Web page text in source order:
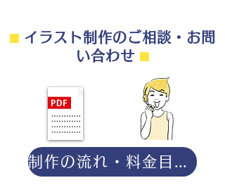
⬛︎イラスト制作のご相談・お問
い合わせ ⬛︎